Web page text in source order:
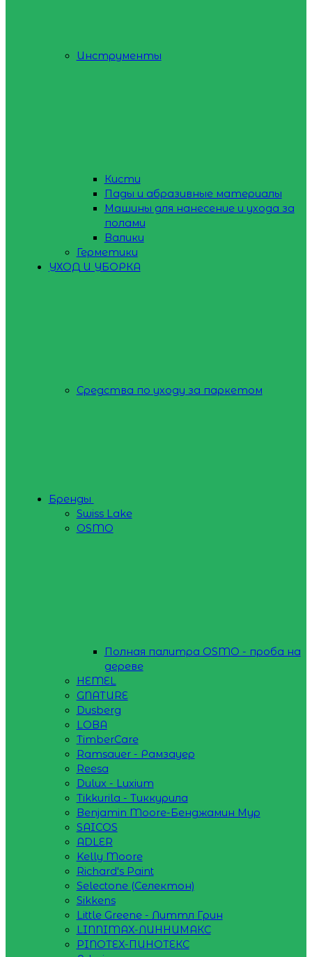
Инструменты
Кисти
Пады и абразивные материалы
Машины для нанесение и ухода за
полами
Валики
Герметики
УХОД И УБОРКА
Средства по уходу за паркетом
Бренды
Swiss Lake
OSMO
Полная палитра OSMO - проба на
дереве
HEMEL
GNATURE
Dusberg
LOBA
TimberCare
Ramsauer - Рамзауер
Reesa
Dulux - Luxium
Tikkurila - Тиккурила
Benjamin Moore-Бенджамин Мур
SAICOS
ADLER
Kelly Moore
Richard's Paint
Selectone (Селектон)
Sikkens
Little Greene - Литтл Грин
LINNIMAX-ЛИННИМАКС
PINOTEX-ПИНОТЕКС